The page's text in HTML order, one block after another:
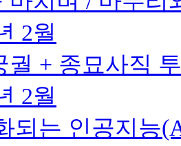
2월
궐 + 종묘사직
2월
되는 인공지능